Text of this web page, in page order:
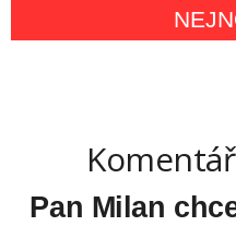
Pan Milan